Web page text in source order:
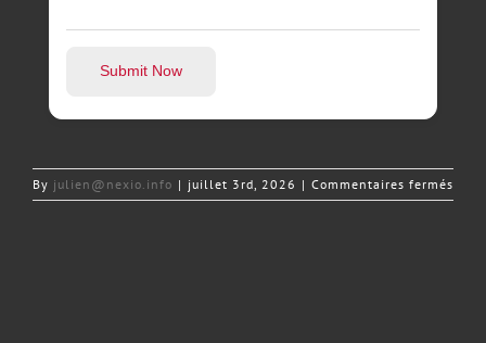
Submit Now
By julien@nexio.info | juillet 3rd, 2026 | Commentaires fermés